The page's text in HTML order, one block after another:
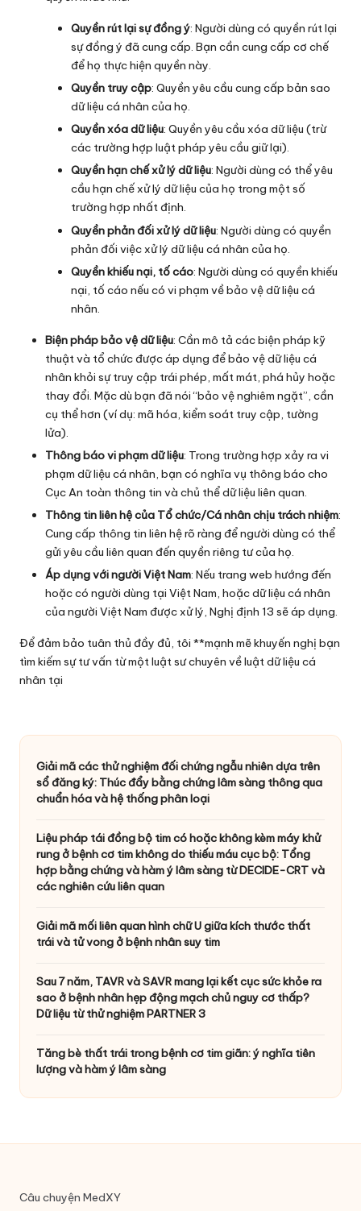
Quyền rút lại sự đồng ý: Người dùng có quyền rút lại
sự đồng ý đã cung cấp. Bạn cần cung cấp cơ chế
để họ thực hiện quyền này.
Quyền truy cập: Quyền yêu cầu cung cấp bản sao
dữ liệu cá nhân của họ.
Quyền xóa dữ liệu: Quyền yêu cầu xóa dữ liệu (trừ
các trường hợp luật pháp yêu cầu giữ lại).
Quyền hạn chế xử lý dữ liệu: Người dùng có thể yêu
cầu hạn chế xử lý dữ liệu của họ trong một số
trường hợp nhất định.
Quyền phản đối xử lý dữ liệu: Người dùng có quyền
phản đối việc xử lý dữ liệu cá nhân của họ.
Quyền khiếu nại, tố cáo: Người dùng có quyền khiếu
nại, tố cáo nếu có vi phạm về bảo vệ dữ liệu cá
nhân.
Biện pháp bảo vệ dữ liệu: Cần mô tả các biện pháp kỹ
thuật và tổ chức được áp dụng để bảo vệ dữ liệu cá
nhân khỏi sự truy cập trái phép, mất mát, phá hủy hoặc
thay đổi. Mặc dù bạn đã nói “bảo vệ nghiêm ngặt”, cần
cụ thể hơn (ví dụ: mã hóa, kiểm soát truy cập, tường
lửa).
Thông báo vi phạm dữ liệu: Trong trường hợp xảy ra vi
phạm dữ liệu cá nhân, bạn có nghĩa vụ thông báo cho
Cục An toàn thông tin và chủ thể dữ liệu liên quan.
Thông tin liên hệ của Tổ chức/Cá nhân chịu trách nhiệm:
Cung cấp thông tin liên hệ rõ ràng để người dùng có thể
gửi yêu cầu liên quan đến quyền riêng tư của họ.
Áp dụng với người Việt Nam: Nếu trang web hướng đến
hoặc có người dùng tại Việt Nam, hoặc dữ liệu cá nhân
của người Việt Nam được xử lý, Nghị định 13 sẽ áp dụng.
Để đảm bảo tuân thủ đầy đủ, tôi **mạnh mẽ khuyến nghị bạn
tìm kiếm sự tư vấn từ một luật sư chuyên về luật dữ liệu cá
nhân tại
Giải mã các thử nghiệm đối chứng ngẫu nhiên dựa trên
sổ đăng ký: Thúc đẩy bằng chứng lâm sàng thông qua
chuẩn hóa và hệ thống phân loại
Liệu pháp tái đồng bộ tim có hoặc không kèm máy khử
rung ở bệnh cơ tim không do thiếu máu cục bộ: Tổng
hợp bằng chứng và hàm ý lâm sàng từ DECIDE-CRT và
các nghiên cứu liên quan
Giải mã mối liên quan hình chữ U giữa kích thước thất
trái và tử vong ở bệnh nhân suy tim
Sau 7 năm, TAVR và SAVR mang lại kết cục sức khỏe ra
sao ở bệnh nhân hẹp động mạch chủ nguy cơ thấp?
Dữ liệu từ thử nghiệm PARTNER 3
Tăng bè thất trái trong bệnh cơ tim giãn: ý nghĩa tiên
lượng và hàm ý lâm sàng
Câu chuyện MedXY